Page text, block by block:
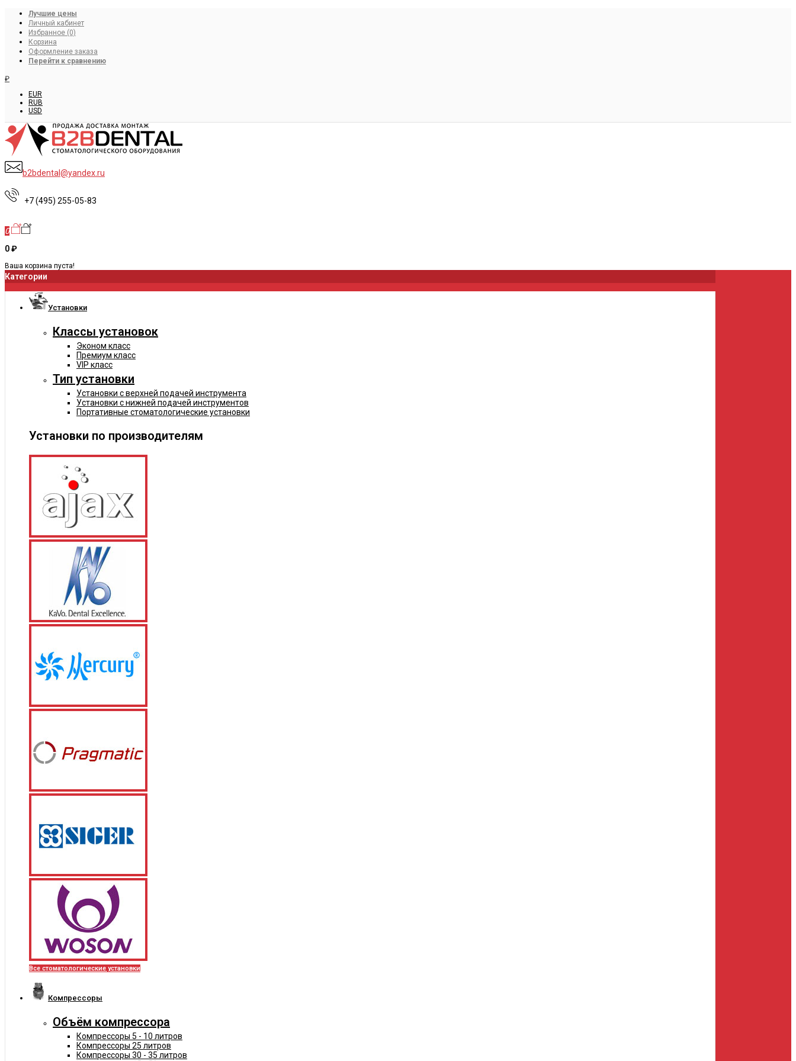
Лучшие цены
Личный кабинет
Избранное (0)
Корзина
Оформление заказа
Перейти к сравнению
₽
EUR
RUB
USD
b2bdental@yandex.ru
+7 (495) 255-05-83
0
0 ₽
Ваша корзина пуста!
Категории
Установки
Классы установок
Эконом класс
Премиум класс
VIP класс
Тип установки
Установки с верхней подачей инструмента
Установки с нижней подачей инструментов
Портативные стоматологические установки
Установки по производителям
Все стоматологические установки
Компрессоры
Объём компрессора
Компрессоры 5 - 10 литров
Компрессоры 25 литров
Компрессоры 30 - 35 литров